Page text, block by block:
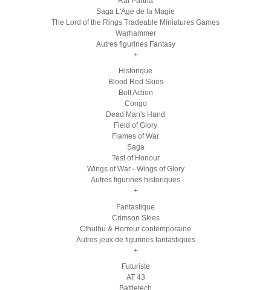
Saga L'Age de la Magie
The Lord of the Rings Tradeable Miniatures Games
Warhammer
Autres figurines Fantasy
+
Historique
Blood Red Skies
Bolt Action
Congo
Dead Man's Hand
Field of Glory
Flames of War
Saga
Test of Honour
Wings of War - Wings of Glory
Autres figurines historiques
+
Fantastique
Crimson Skies
Cthulhu & Horreur contemporaine
Autres jeux de figurines fantastiques
+
Futuriste
AT 43
Battletech